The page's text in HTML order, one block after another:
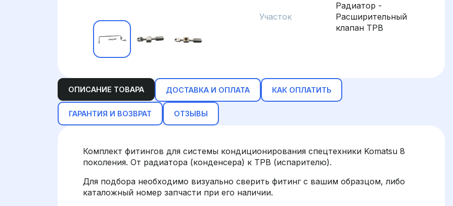
Участок
Радиатор -
Расширительный
клапан ТРВ
ОПИСАНИЕ ТОВАРА ДОСТАВКА И ОПЛАТА КАК ОПЛАТИТЬ
ГАРАНТИЯ И ВОЗВРАТ ОТЗЫВЫ
Комплект фитингов для системы кондиционирования спецтехники Komatsu 8
поколения. От радиатора (конденсера) к ТРВ (испарителю).
Для подбора необходимо визуально сверить фитинг с вашим образцом, либо
каталожный номер запчасти при его наличии.